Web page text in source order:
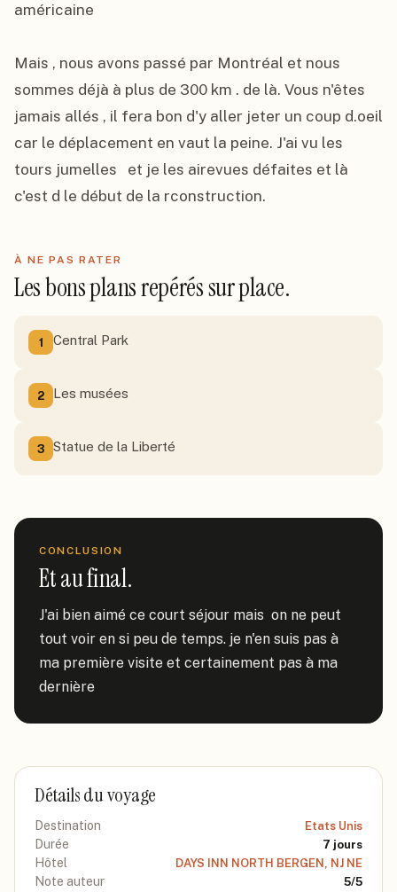
américaine
Mais , nous avons passé par Montréal et nous
sommes déjà à plus de 300 km . de là. Vous n'êtes
jamais allés , il fera bon d'y aller jeter un coup d.oeil
car le déplacement en vaut la peine. J'ai vu les
tours jumelles   et je les airevues défaites et là
c'est d le début de la rconstruction.
À NE PAS RATER
Les bons plans repérés sur place.
1 Central Park
2 Les musées
3 Statue de la Liberté
CONCLUSION
Et au final.
J'ai bien aimé ce court séjour mais  on ne peut
tout voir en si peu de temps. je n'en suis pas à
ma première visite et certainement pas à ma
dernière
Détails du voyage
Destination Etats Unis
Durée 7 jours
Hôtel DAYS INN NORTH BERGEN, NJ NE
Note auteur 5/5